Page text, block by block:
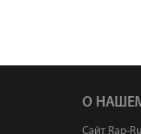
О
Сайт Rap-